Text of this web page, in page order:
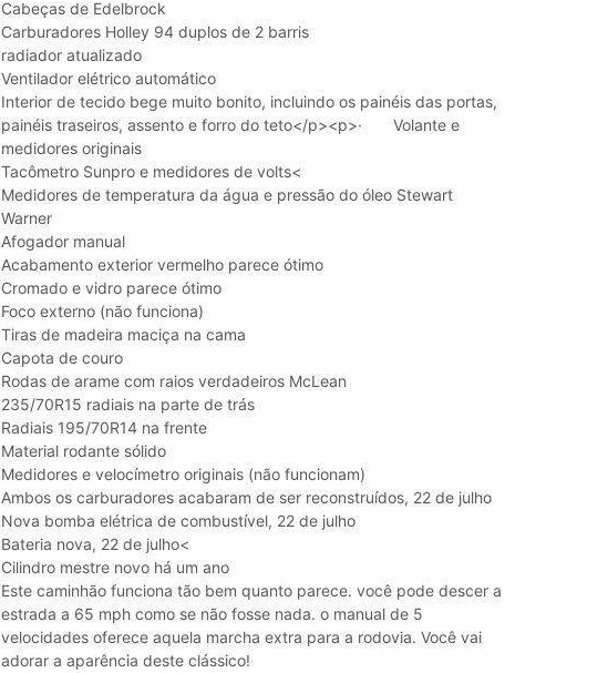
Cabeças de Edelbrock
Carburadores Holley 94 duplos de 2 barris
radiador atualizado
Ventilador elétrico automático
Interior de tecido bege muito bonito, incluindo os painéis das portas,
painéis traseiros, assento e forro do teto</p><p>· Volante e
medidores originais
Tacômetro Sunpro e medidores de volts<
Medidores de temperatura da água e pressão do óleo Stewart
Warner
Afogador manual
Acabamento exterior vermelho parece ótimo
Cromado e vidro parece ótimo
Foco externo (não funciona)
Tiras de madeira maciça na cama
Capota de couro
Rodas de arame com raios verdadeiros McLean
235/70R15 radiais na parte de trás
Radiais 195/70R14 na frente
Material rodante sólido
Medidores e velocímetro originais (não funcionam)
Ambos os carburadores acabaram de ser reconstruídos, 22 de julho
Nova bomba elétrica de combustível, 22 de julho
Bateria nova, 22 de julho<
Cilindro mestre novo há um ano
Este caminhão funciona tão bem quanto parece. você pode descer a
estrada a 65 mph como se não fosse nada. o manual de 5
velocidades oferece aquela marcha extra para a rodovia. Você vai
adorar a aparência deste clássico!